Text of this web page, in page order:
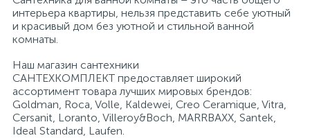
интерьера квартиры, нельзя представить себе уютный
и красивый дом без уютной и стильной ванной
комнаты.
Наш магазин сантехники
САНТЕХКОМПЛЕКТ предоставляет широкий
ассортимент товара лучших мировых брендов:
Goldman, Roca, Volle, Kaldewei, Creo Ceramique, Vitra,
Cersanit, Loranto, Villeroy&Boch, MARRBAXX, Santek,
Ideal Standard, Laufen.
Полотенцесушители
Душевые трапы